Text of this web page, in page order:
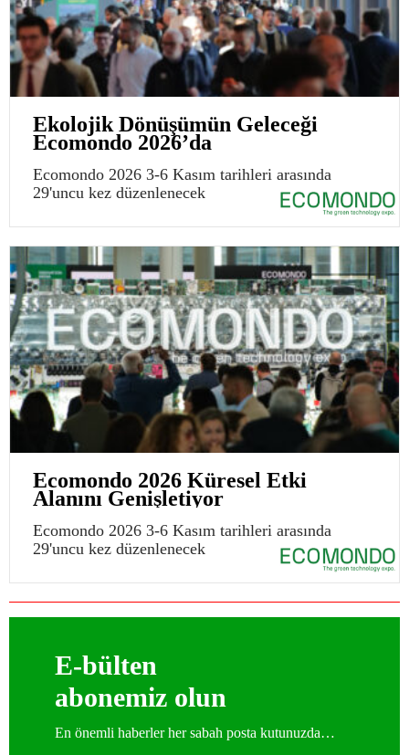
Ekolojik Dönüşümün Geleceği
Ecomondo 2026’da
Ecomondo 2026 3-6 Kasım tarihleri arasında
29'uncu kez düzenlenecek
Ecomondo 2026 Küresel Etki
Alanını Genişletiyor
Ecomondo 2026 3-6 Kasım tarihleri arasında
29'uncu kez düzenlenecek
E-bülten
abonemiz olun
En önemli haberler her sabah posta kutunuzda…